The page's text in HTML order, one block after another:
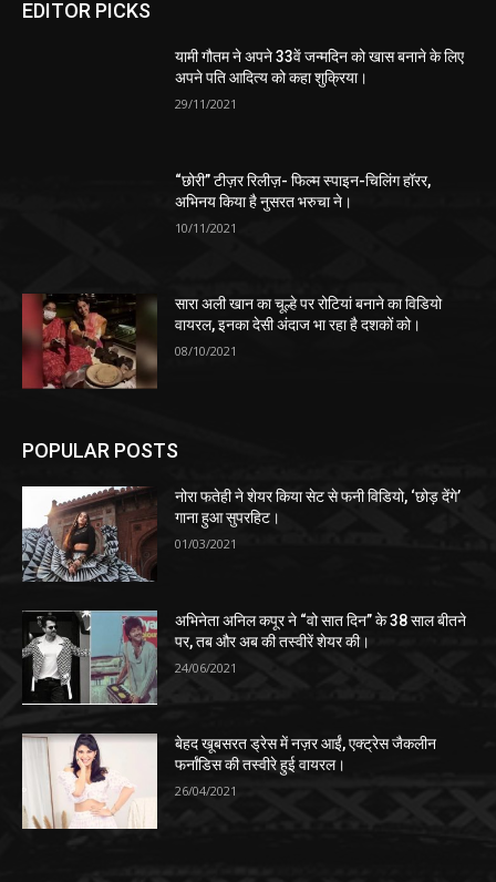
EDITOR PICKS
यामी गौतम ने अपने 33वें जन्मदिन को खास बनाने के लिए
अपने पति आदित्य को कहा शुक्रिया।
29/11/2021
“छोरी” टीज़र रिलीज़- फिल्म स्पाइन-चिलिंग हॉरर,
अभिनय किया है नुसरत भरुचा ने।
10/11/2021
सारा अली खान का चूल्हे पर रोटियां बनाने का विडियो
वायरल, इनका देसी अंदाज भा रहा है दशकों को।
08/10/2021
POPULAR POSTS
नोरा फतेही ने शेयर किया सेट से फनी विडियो, ‘छोड़ देंगे’
गाना हुआ सुपरहिट।
01/03/2021
अभिनेता अनिल कपूर ने “वो सात दिन” के 38 साल बीतने
पर, तब और अब की तस्वीरें शेयर की।
24/06/2021
बेहद खूबसरत ड्रेस में नज़र आईं, एक्ट्रेस जैकलीन
फर्नांडिस की तस्वीरे हुई वायरल।
26/04/2021